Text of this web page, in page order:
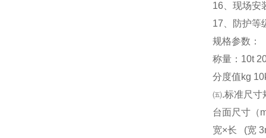
16 、现场
17 、防护
规格参数：
称量：10t
分度值kg
㈤.标准尺寸
台面尺寸（
宽×长 (宽